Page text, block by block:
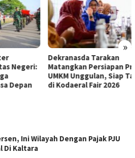
»
Dekranasda Tarakan
Matangkan Persiapan Produk
UMKM Unggulan, Siap Tampil
di Kodaeral Fair 2026
Ini Wilayah Dengan Pajak PJU
Di Kaltara